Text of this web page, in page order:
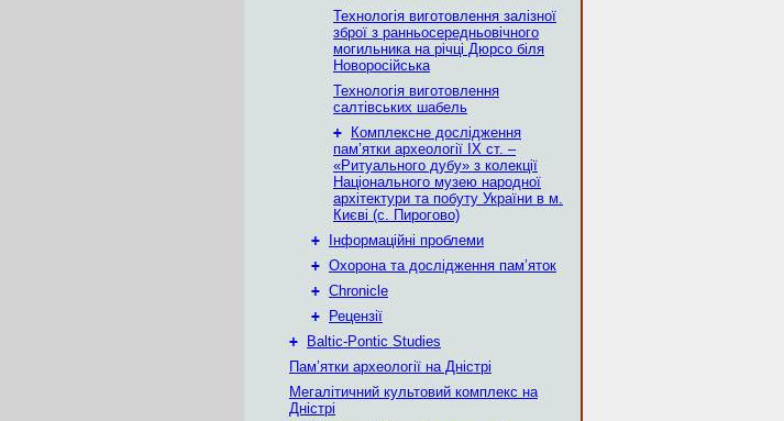
Технологія виготовлення залізної
зброї з ранньосередньовічного
могильника на річці Дюрсо біля
Новоросійська
Технологія виготовлення
салтівських шабель
+
Комплексне дослідження
пам’ятки археології ІХ ст. –
«Ритуального дубу» з колекції
Національного музею народної
архітектури та побуту України в м.
Києві (с. Пирогово)
+
Інформаційні проблеми
+ Охорона та дослідження пам’яток
+ Chronicle
+
Рецензії
+
Baltic-Pontic Studies
Пам’ятки археології на Дністрі
Мегалітичний культовий комплекс на
Дністрі